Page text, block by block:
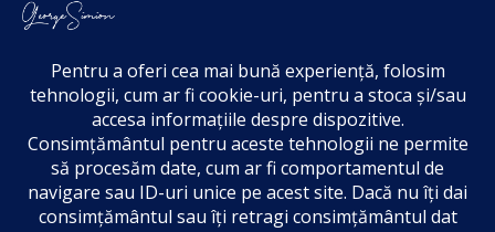
Politica cookies
Acordul de markting
Disclaimer